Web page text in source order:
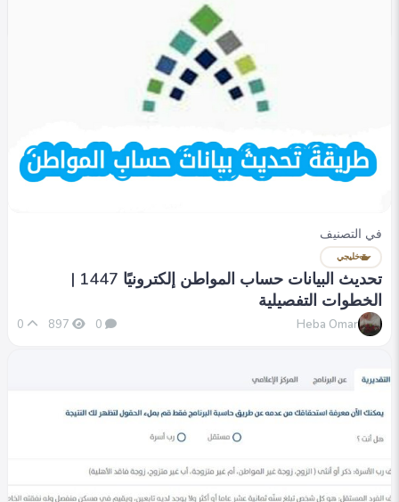
في التصنيف
خليجي
تحديث البيانات حساب المواطن إلكترونيًا 1447 |
الخطوات التفصيلية
Heba Omar
0
897